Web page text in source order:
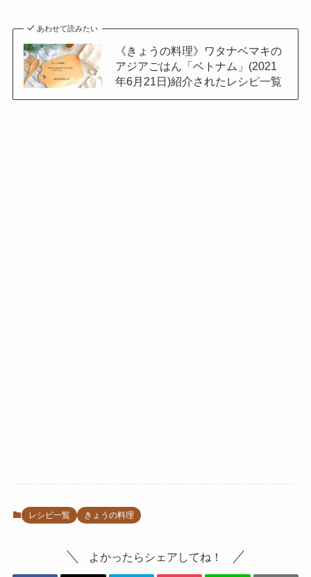
あわせて読みたい
《きょうの料理》ワタナベマキの
アジアごはん「ベトナム」(2021
年6月21日)紹介されたレシピ一覧
レシピ一覧 きょうの料理
よかったらシェアしてね！